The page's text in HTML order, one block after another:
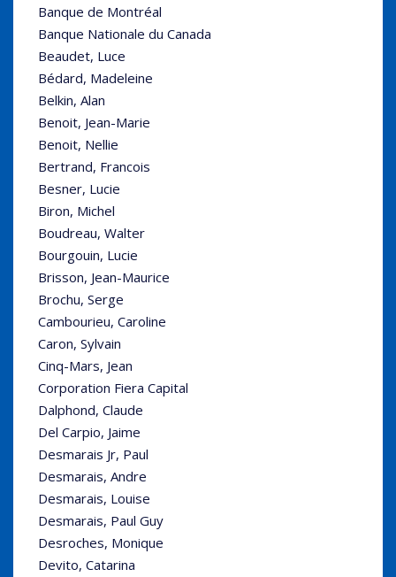
Banque de Montréal
Banque Nationale du Canada
Beaudet, Luce
Bédard, Madeleine
Belkin, Alan
Benoit, Jean-Marie
Benoit, Nellie
Bertrand, Francois
Besner, Lucie
Biron, Michel
Boudreau, Walter
Bourgouin, Lucie
Brisson, Jean-Maurice
Brochu, Serge
Cambourieu, Caroline
Caron, Sylvain
Cinq-Mars, Jean
Corporation Fiera Capital
Dalphond, Claude
Del Carpio, Jaime
Desmarais Jr, Paul
Desmarais, Andre
Desmarais, Louise
Desmarais, Paul Guy
Desroches, Monique
Devito, Catarina